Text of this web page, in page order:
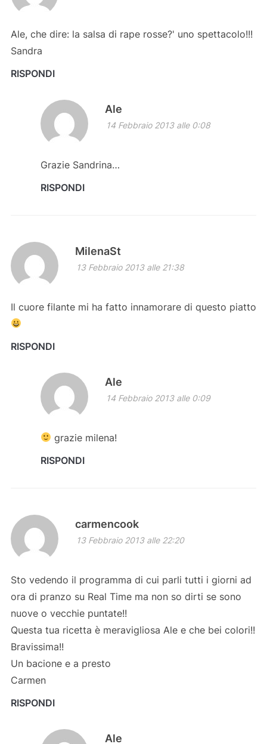
Ale, che dire: la salsa di rape rosse?' uno spettacolo!!!
Sandra
RISPONDI
Ale
14 Febbraio 2013 alle 0:08
Grazie Sandrina…
RISPONDI
MilenaSt
13 Febbraio 2013 alle 21:38
Il cuore filante mi ha fatto innamorare di questo piatto
RISPONDI
Ale
14 Febbraio 2013 alle 0:09
grazie milena!
RISPONDI
carmencook
13 Febbraio 2013 alle 22:20
Sto vedendo il programma di cui parli tutti i giorni ad
ora di pranzo su Real Time ma non so dirti se sono
nuove o vecchie puntate!!
Questa tua ricetta è meravigliosa Ale e che bei colori!!
Bravissima!!
Un bacione e a presto
Carmen
RISPONDI
Ale